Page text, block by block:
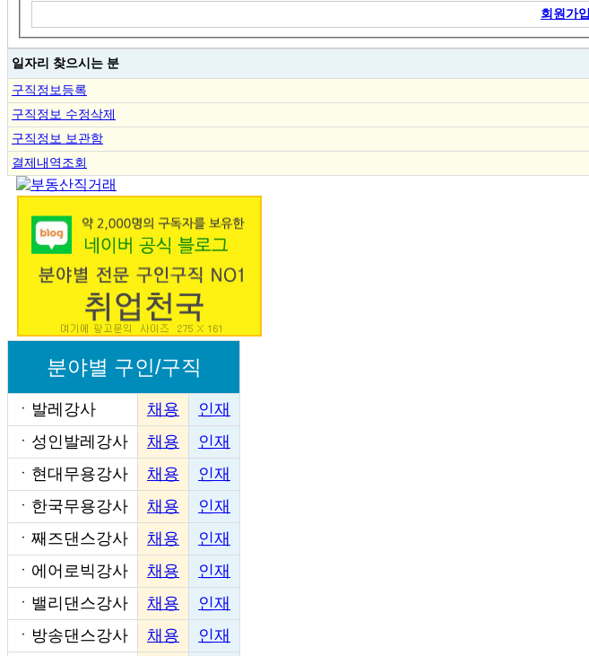
회원가입
일자리 찾으시는 분
구직정보등록
구직정보 수정삭제
구직정보 보관함
결제내역조회
분야별 구인/구직
ㆍ 발레강사 채용
인재
ㆍ 성인발레강사 채용
인재
ㆍ 현대무용강사 채용
인재
ㆍ 한국무용강사 채용
인재
ㆍ 째즈댄스강사 채용
인재
ㆍ 에어로빅강사 채용
인재
ㆍ 밸리댄스강사 채용
인재
ㆍ 방송댄스강사 채용
인재